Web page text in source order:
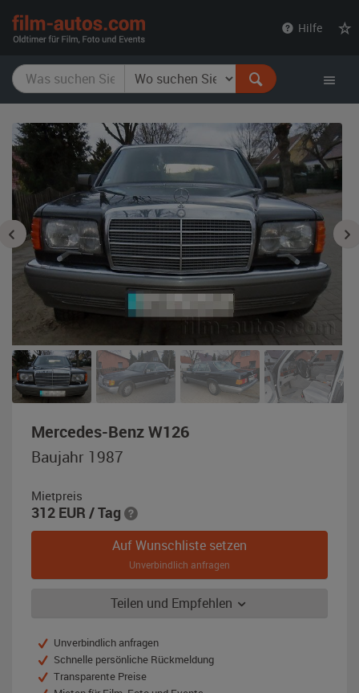
Hilfe
Mercedes-Benz W126,
Baujahr 1987
Mietpreis
312 EUR / Tag
Auf Wunschliste setzen
Unverbindlich anfragen
Teilen und Empfehlen
Unverbindlich anfragen
Schnelle persönliche Rückmeldung
Transparente Preise